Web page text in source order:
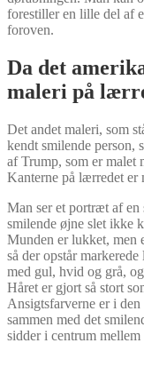
forestiller en lille del af
foroven.
Da det
maleri på
Det andet maleri, som
kendt smilende person,
af Trump, som er
Kanterne på lærredet er
Man ser et portræt af en
smilende øjne slet ikke
Munden er lukket, men
så der opstår
med gul, hvid og grå,
Håret er gjort så stort
Ansigtsfarverne er i
sammen med det
sidder i centrum